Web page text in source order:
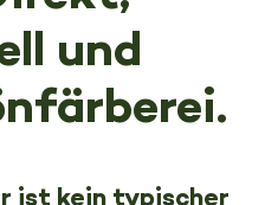
und
ist kein typischer